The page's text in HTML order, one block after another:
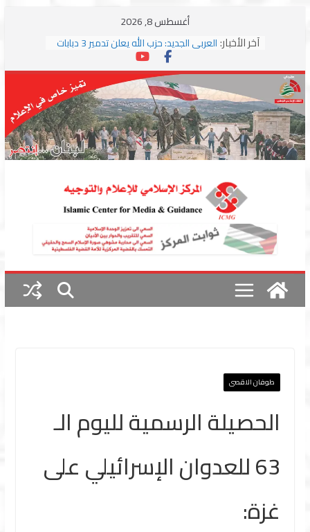
أغسطس 8, 2026
آخر الأخبار: العربي الجديد: حزب الله يعلن تدمير 3 دبابات
وسط اشتباكات مع جيش الاحتلال
ترامب: مذكرة التفاهم تمثل “استسلاما غير
مشروط” من جانب إيران
الجمهورية: إسرائيل إلى واشنطن بخريطة
احتلال جديدة ولبنان أمام اختبار التفاوض
بزشكيان وترامب يوقعان اتفاق إسلام آباد
تمهيداً لاستئناف المفاوضات
استهداف دراجة نارية على طريق العباسية
طوفان الاقصى
الحصيلة الرسمية لليوم الـ
63 للعدوان الإسرائيلي على
غزة: